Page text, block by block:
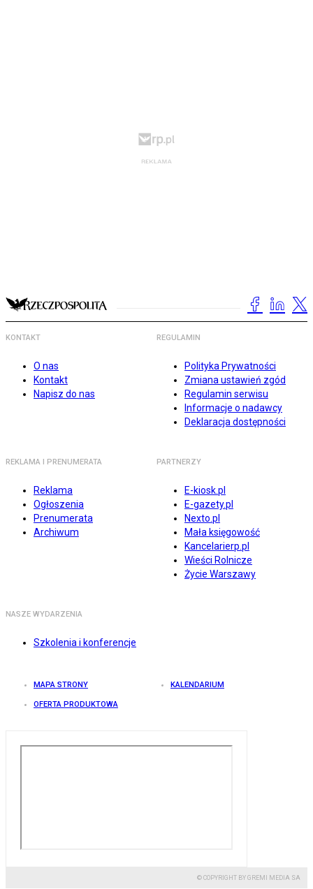
KONTAKT
O nas
Kontakt
Napisz do nas
REGULAMIN
Polityka Prywatności
Zmiana ustawień zgód
Regulamin serwisu
Informacje o nadawcy
Deklaracja dostępności
REKLAMA I PRENUMERATA
Reklama
Ogłoszenia
Prenumerata
Archiwum
PARTNERZY
E-kiosk.pl
E-gazety.pl
Nexto.pl
Mała księgowość
Kancelarierp.pl
Wieści Rolnicze
Życie Warszawy
NASZE WYDARZENIA
Szkolenia i konferencje
MAPA STRONY KALENDARIUM
OFERTA PRODUKTOWA
© COPYRIGHT BY GREMI MEDIA SA